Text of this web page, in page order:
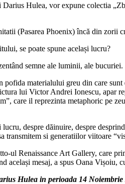
Hulea, vor expune colectia
(Pasarea Phoenix) încă din zorii
se poate spune același lucru?
semne ale luminii, ale bucuriei.
materialului greu din care
lui Victor Andrei Ionescu, apar
care il reprezinta metaphoric pe
despre dăinuire, despre
transmitem si generatiilor viitoare
ul Renaissance Art Gallery, care
mesaj, a spus Oana Vișoiu,
Hulea in perioada 14